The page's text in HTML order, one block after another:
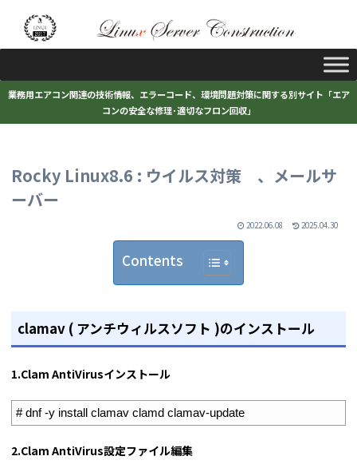
業務用エアコン関連の技術情報、エラーコード、環境問題対策に関する別サイト「エア
コンの安全な修理･適切なフロン回収」
Rocky Linux8.6 : ウイルス対策 、メールサ
ーバー
2022.06.08 2025.04.30
Contents
clamav ( アンチウィルスソフト )のインストール
1.Clam AntiVirusインストール
# dnf -y install clamav clamd clamav-update
2.Clam AntiVirus設定ファイル編集